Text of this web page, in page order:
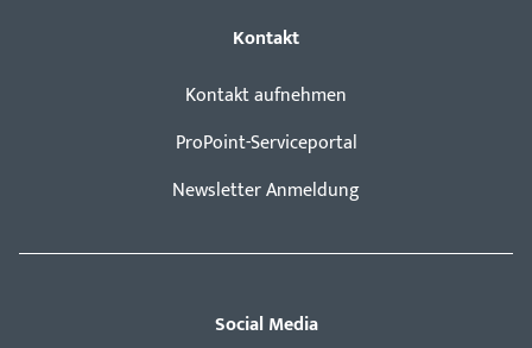
Kontakt
Kontakt aufnehmen
ProPoint-Serviceportal
Newsletter Anmeldung
Social Media